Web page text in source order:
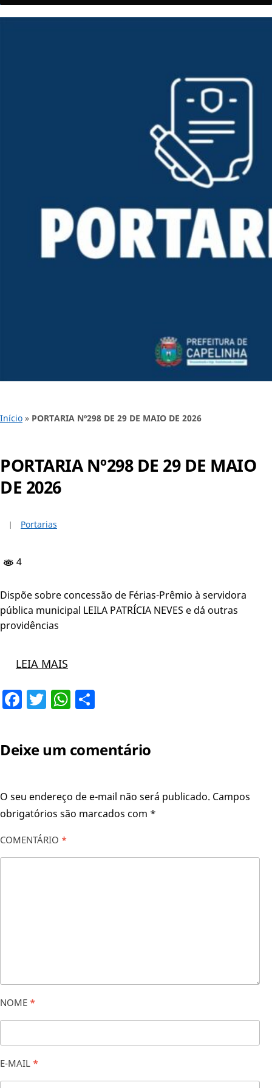
Início » PORTARIA Nº298 DE 29 DE MAIO DE 2026
PORTARIA Nº298 DE 29 DE MAIO
DE 2026
Portarias
4
Dispõe sobre concessão de Férias-Prêmio à servidora
pública municipal LEILA PATRÍCIA NEVES e dá outras
providências
LEIA MAIS
Facebook
TwitterWhatsApp
Deixe um comentário
O seu endereço de e-mail não será publicado. Campos
obrigatórios são marcados com *
COMENTÁRIO *
NOME *
E-MAIL *